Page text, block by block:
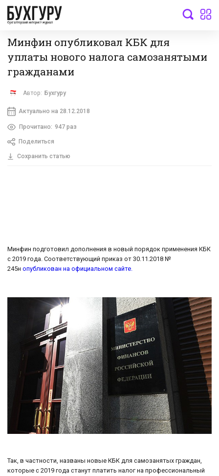
бухгалтерский интернет-журнал
Минфин опубликовал КБК для
уплаты нового налога самозанятыми
гражданами
Автор: Бухгуру
Актуально на 28.12.2018
Прочитано: 947 раз
Поделиться
Сохранить статью
Минфин подготовил дополнения в новый порядок применения КБК
с 2019 года. Соответствующий приказ от 30.11.2018 №
245н опубликован на официальном сайте.
Так, в частности, названы новые КБК для самозанятых граждан,
которые с 2019 года станут платить налог на профессиональный